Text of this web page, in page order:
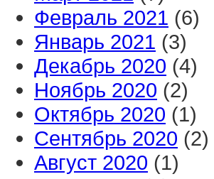
Февраль 2021 (6)
Январь 2021 (3)
Декабрь 2020 (4)
Ноябрь 2020 (2)
Октябрь 2020 (1)
Сентябрь 2020 (2)
Август 2020 (1)